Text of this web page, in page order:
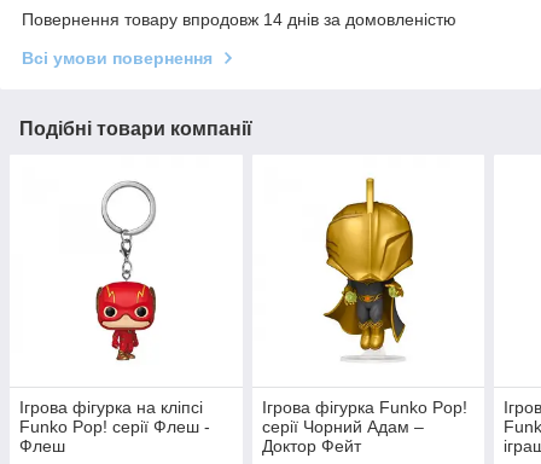
Повернення товару впродовж 14 днів за домовленістю
Всі умови повернення
Подібні товари компанії
Ігрова фігурка на кліпсі
Funko Pop! серії Флеш -
Флеш
Ігрова фігурка Funko Pop!
серії Чорний Адам –
Доктор Фейт